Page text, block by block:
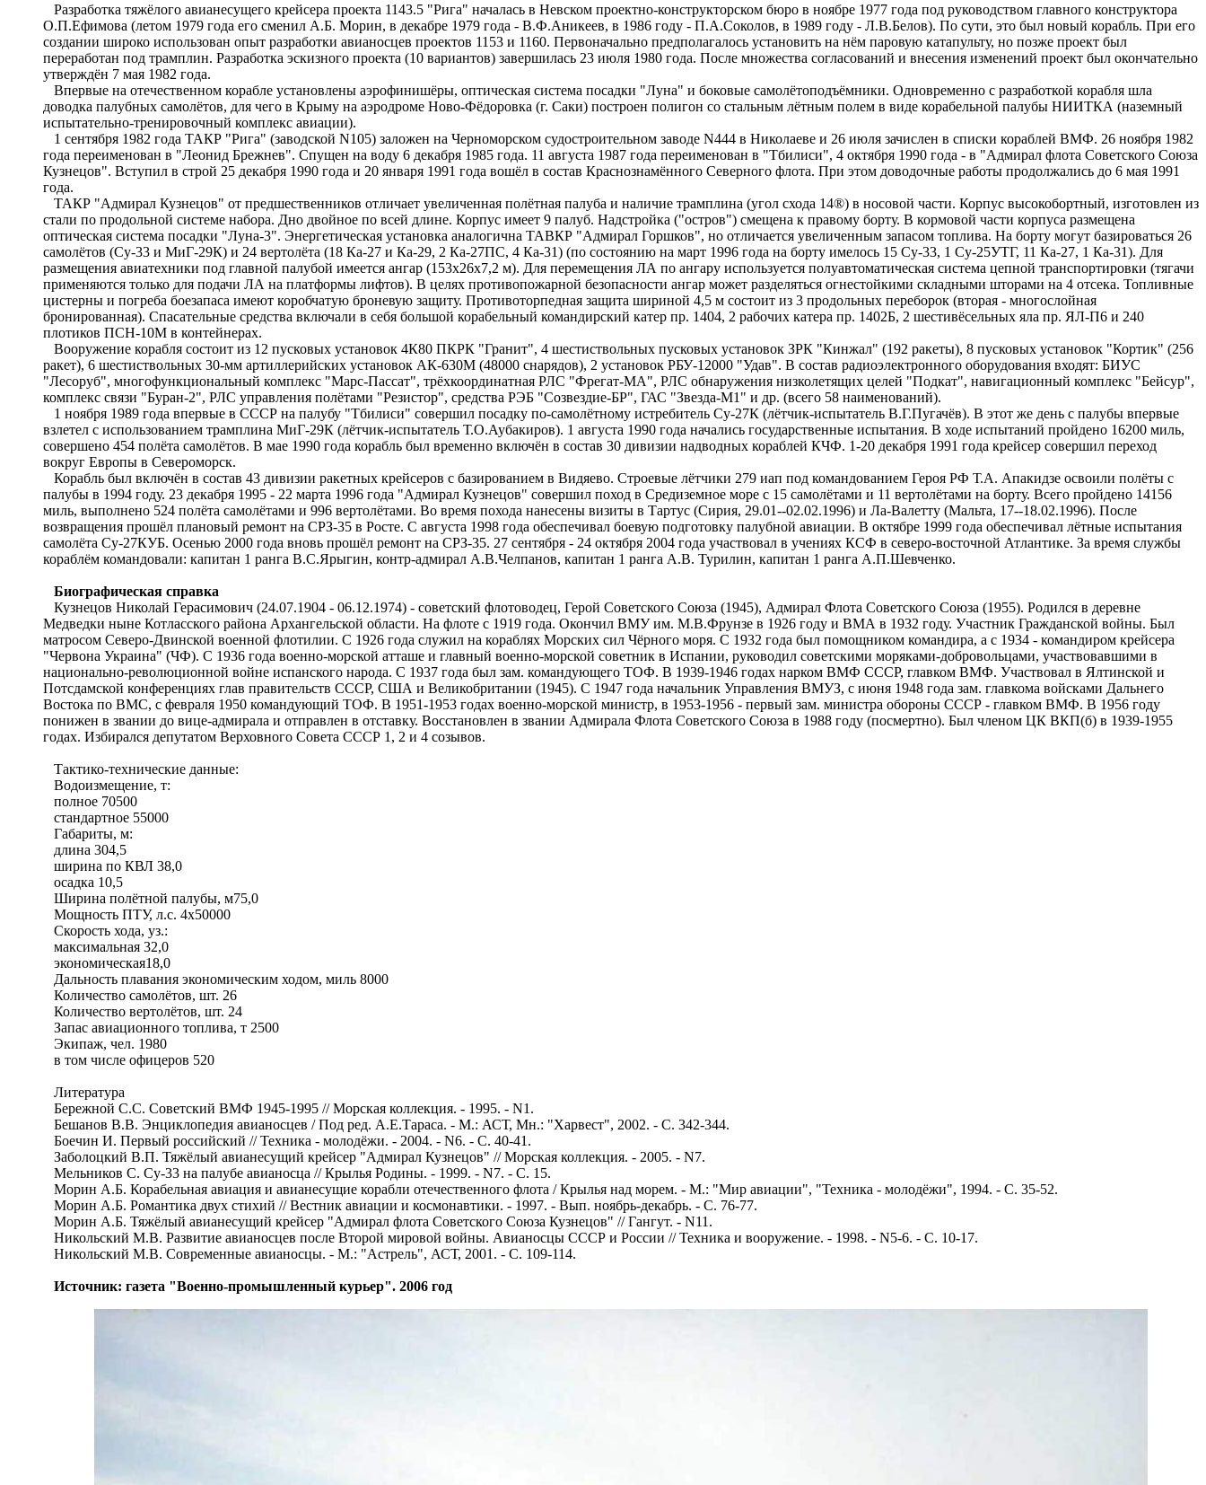
Разработка тяжёлого авианесущего крейсера проекта 1143.5 "Рига" началась в Невском проектно-конструкторском бюро в ноябре 1977 года под руководством главного конструктора
О.П.Ефимова (летом 1979 года его сменил А.Б. Морин, в декабре 1979 года - В.Ф.Аникеев, в 1986 году - П.А.Соколов, в 1989 году - Л.В.Белов). По сути, это был новый корабль. При его
создании широко использован опыт разработки авианосцев проектов 1153 и 1160. Первоначально предполагалось установить на нём паровую катапульту, но позже проект был
переработан под трамплин. Разработка эскизного проекта (10 вариантов) завершилась 23 июля 1980 года. После множества согласований и внесения изменений проект был окончательно
утверждён 7 мая 1982 года.
Впервые на отечественном корабле установлены аэрофинишёры, оптическая система посадки "Луна" и боковые самолётоподъёмники. Одновременно с разработкой корабля шла
доводка палубных самолётов, для чего в Крыму на аэродроме Ново-Фёдоровка (г. Саки) построен полигон со стальным лётным полем в виде корабельной палубы НИИТКА (наземный
испытательно-тренировочный комплекс авиации).
1 сентября 1982 года ТАКР "Рига" (заводской N105) заложен на Черноморском судостроительном заводе N444 в Николаеве и 26 июля зачислен в списки кораблей ВМФ. 26 ноября 1982
года переименован в "Леонид Брежнев". Спущен на воду 6 декабря 1985 года. 11 августа 1987 года переименован в "Тбилиси", 4 октября 1990 года - в "Адмирал флота Советского Союза
Кузнецов". Вступил в строй 25 декабря 1990 года и 20 января 1991 года вошёл в состав Краснознамённого Северного флота. При этом доводочные работы продолжались до 6 мая 1991
года.
ТАКР "Адмирал Кузнецов" от предшественников отличает увеличенная полётная палуба и наличие трамплина (угол схода 14®) в носовой части. Корпус высокобортный, изготовлен из
стали по продольной системе набора. Дно двойное по всей длине. Корпус имеет 9 палуб. Надстройка ("остров") смещена к правому борту. В кормовой части корпуса размещена
оптическая система посадки "Луна-3". Энергетическая установка аналогична ТАВКР "Адмирал Горшков", но отличается увеличенным запасом топлива. На борту могут базироваться 26
самолётов (Су-33 и МиГ-29К) и 24 вертолёта (18 Ка-27 и Ка-29, 2 Ка-27ПС, 4 Ка-31) (по состоянию на март 1996 года на борту имелось 15 Су-33, 1 Су-25УТГ, 11 Ка-27, 1 Ка-31). Для
размещения авиатехники под главной палубой имеется ангар (153x26x7,2 м). Для перемещения ЛА по ангару используется полуавтоматическая система цепной транспортировки (тягачи
применяются только для подачи ЛА на платформы лифтов). В целях противопожарной безопасности ангар может разделяться огнестойкими складными шторами на 4 отсека. Топливные
цистерны и погреба боезапаса имеют коробчатую броневую защиту. Противоторпедная защита шириной 4,5 м состоит из 3 продольных переборок (вторая - многослойная
бронированная). Спасательные средства включали в себя большой корабельный командирский катер пр. 1404, 2 рабочих катера пр. 1402Б, 2 шестивёсельных яла пр. ЯЛ-П6 и 240
плотиков ПСН-10М в контейнерах.
Вооружение корабля состоит из 12 пусковых установок 4К80 ПКРК "Гранит", 4 шестиствольных пусковых установок ЗРК "Кинжал" (192 ракеты), 8 пусковых установок "Кортик" (256
ракет), 6 шестиствольных 30-мм артиллерийских установок АК-630М (48000 снарядов), 2 установок РБУ-12000 "Удав". В состав радиоэлектронного оборудования входят: БИУС
"Лесоруб", многофункциональный комплекс "Марс-Пассат", трёхкоординатная РЛС "Фрегат-МА", РЛС обнаружения низколетящих целей "Подкат", навигационный комплекс "Бейсур",
комплекс связи "Буран-2", РЛС управления полётами "Резистор", средства РЭБ "Созвездие-БР", ГАС "Звезда-М1" и др. (всего 58 наименований).
1 ноября 1989 года впервые в СССР на палубу "Тбилиси" совершил посадку по-самолётному истребитель Су-27К (лётчик-испытатель В.Г.Пугачёв). В этот же день с палубы впервые
взлетел с использованием трамплина МиГ-29К (лётчик-испытатель Т.О.Аубакиров). 1 августа 1990 года начались государственные испытания. В ходе испытаний пройдено 16200 миль,
совершено 454 полёта самолётов. В мае 1990 года корабль был временно включён в состав 30 дивизии надводных кораблей КЧФ. 1-20 декабря 1991 года крейсер совершил переход
вокруг Европы в Североморск.
Корабль был включён в состав 43 дивизии ракетных крейсеров с базированием в Видяево. Строевые лётчики 279 иап под командованием Героя РФ Т.А. Апакидзе освоили полёты с
палубы в 1994 году. 23 декабря 1995 - 22 марта 1996 года "Адмирал Кузнецов" совершил поход в Средиземное море с 15 самолётами и 11 вертолётами на борту. Всего пройдено 14156
миль, выполнено 524 полёта самолётами и 996 вертолётами. Во время похода нанесены визиты в Тартус (Сирия, 29.01--02.02.1996) и Ла-Валетту (Мальта, 17--18.02.1996). После
возвращения прошёл плановый ремонт на СРЗ-35 в Росте. С августа 1998 года обеспечивал боевую подготовку палубной авиации. В октябре 1999 года обеспечивал лётные испытания
самолёта Су-27КУБ. Осенью 2000 года вновь прошёл ремонт на СРЗ-35. 27 сентября - 24 октября 2004 года участвовал в учениях КСФ в северо-восточной Атлантике. За время службы
кораблём командовали: капитан 1 ранга В.С.Ярыгин, контр-адмирал А.В.Челпанов, капитан 1 ранга А.В. Турилин, капитан 1 ранга А.П.Шевченко.
Биографическая справка
Кузнецов Николай Герасимович (24.07.1904 - 06.12.1974) - советский флотоводец, Герой Советского Союза (1945), Адмирал Флота Советского Союза (1955). Родился в деревне
Медведки ныне Котласского района Архангельской области. На флоте с 1919 года. Окончил ВМУ им. М.В.Фрунзе в 1926 году и ВМА в 1932 году. Участник Гражданской войны. Был
матросом Северо-Двинской военной флотилии. С 1926 года служил на кораблях Морских сил Чёрного моря. С 1932 года был помощником командира, а с 1934 - командиром крейсера
"Червона Украина" (ЧФ). С 1936 года военно-морской атташе и главный военно-морской советник в Испании, руководил советскими моряками-добровольцами, участвовавшими в
национально-революционной войне испанского народа. С 1937 года был зам. командующего ТОФ. В 1939-1946 годах нарком ВМФ СССР, главком ВМФ. Участвовал в Ялтинской и
Потсдамской конференциях глав правительств СССР, США и Великобритании (1945). С 1947 года начальник Управления ВМУЗ, с июня 1948 года зам. главкома войсками Дальнего
Востока по ВМС, с февраля 1950 командующий ТОФ. В 1951-1953 годах военно-морской министр, в 1953-1956 - первый зам. министра обороны СССР - главком ВМФ. В 1956 году
понижен в звании до вице-адмирала и отправлен в отставку. Восстановлен в звании Адмирала Флота Советского Союза в 1988 году (посмертно). Был членом ЦК ВКП(б) в 1939-1955
годах. Избирался депутатом Верховного Совета СССР 1, 2 и 4 созывов.
Тактико-технические данные:
Водоизмещение, т:
полное 70500
стандартное 55000
Габариты, м:
длина 304,5
ширина по КВЛ 38,0
осадка 10,5
Ширина полётной палубы, м75,0
Мощность ПТУ, л.с. 4х50000
Скорость хода, уз.:
максимальная 32,0
экономическая18,0
Дальность плавания экономическим ходом, миль 8000
Количество самолётов, шт. 26
Количество вертолётов, шт. 24
Запас авиационного топлива, т 2500
Экипаж, чел. 1980
в том числе офицеров 520
Литература
Бережной С.С. Советский ВМФ 1945-1995 // Морская коллекция. - 1995. - N1.
Бешанов В.В. Энциклопедия авианосцев / Под ред. А.Е.Тараса. - М.: АСТ, Мн.: "Харвест", 2002. - С. 342-344.
Боечин И. Первый российский // Техника - молодёжи. - 2004. - N6. - С. 40-41.
Заболоцкий В.П. Тяжёлый авианесущий крейсер "Адмирал Кузнецов" // Морская коллекция. - 2005. - N7.
Мельников С. Су-33 на палубе авианосца // Крылья Родины. - 1999. - N7. - С. 15.
Морин А.Б. Корабельная авиация и авианесущие корабли отечественного флота / Крылья над морем. - М.: "Мир авиации", "Техника - молодёжи", 1994. - С. 35-52.
Морин А.Б. Романтика двух стихий // Вестник авиации и космонавтики. - 1997. - Вып. ноябрь-декабрь. - С. 76-77.
Морин А.Б. Тяжёлый авианесущий крейсер "Адмирал флота Советского Союза Кузнецов" // Гангут. - N11.
Никольский М.В. Развитие авианосцев после Второй мировой войны. Авианосцы СССР и России // Техника и вооружение. - 1998. - N5-6. - С. 10-17.
Никольский М.В. Современные авианосцы. - М.: "Астрель", АСТ, 2001. - С. 109-114.
Источник: газета "Военно-промышленный курьер". 2006 год